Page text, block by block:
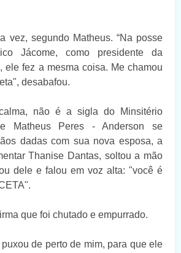
vez, segundo Matheus. “Na posse
Jácome, como presidente da
ele fez a mesma coisa. Me chamou
desabafou.
não é a sigla do Minsitério
Matheus Peres - Anderson se
dadas com sua nova esposa, a
Thanise Dantas, soltou a mão
dele e falou em voz alta: "você é
que foi chutado e empurrado.
de perto de mim, para que ele